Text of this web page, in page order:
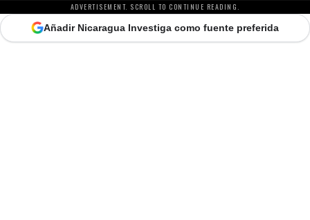
ADVERTISEMENT. SCROLL TO CONTINUE READING.
Añadir Nicaragua Investiga como fuente preferida